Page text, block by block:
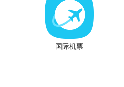
国际机票